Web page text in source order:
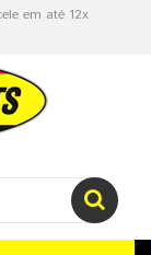
em até 12x